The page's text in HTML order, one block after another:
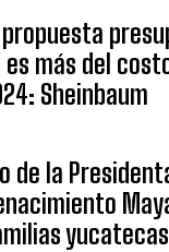
es más del
Sheinbaum
de la
yucatecas